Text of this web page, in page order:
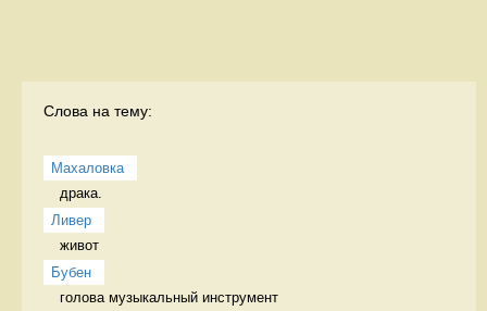
Слова на тему:
Махаловка
драка.
Ливер
живот
Бубен
голова музыкальный инструмент